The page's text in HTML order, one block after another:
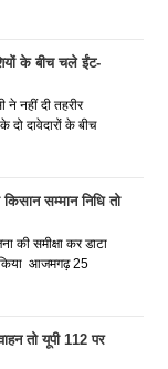
के बीच चले ईंट-
ने नहीं दी तहरीर
दावेदारों के बीच
सम्मान निधि तो
की समीक्षा कर डाटा
किया आजमगढ़ 25
तो यूपी 112 पर